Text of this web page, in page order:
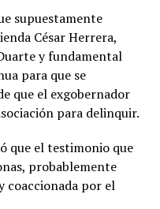
supuestamente
César Herrera,
y fundamental
para que se
que el exgobernador
para delinquir.
que el testimonio que
probablemente
coaccionada por el